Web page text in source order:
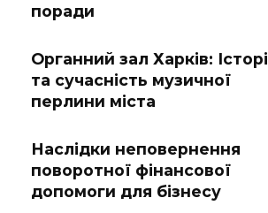
поради
Органний зал Харків:
та сучасність музичної
перлини міста
Наслідки неповернення
поворотної фінансової
допомоги для бізнесу